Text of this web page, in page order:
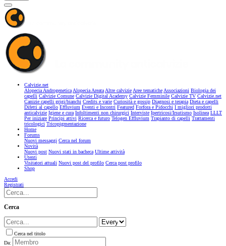
Calvizie.net
Alopecia AndrogeneticaAlopecia AreataAltre calvizieAree tematicheAssociazioni Biologia dei
capelli Calvizie Comune Calvizie Digital Academy Calvizie Femminile Calvizie TV Calvizie.net
Canizie capelli grigi/bianchi Credits e varie Curiosità e gossip Diagnosi e terapia Dieta e capelli
Difetti al capello Effluvium Eventi e Incontri Featured Forfora e Pidocchi I migliori prodotti
anticalvizie Igiene e cura Infoltimenti non chirurgici Interviste Ipertricosi/Irsutismo Isolinea LLLT
Per iniziare Principi attivi Ricerca e futuro Telogen Effluvium Trapianto di capelli Trattamenti
tricologici Tricopigmentazione
Home
Forums
Nuovi messaggi Cerca nel forum
Novità
Nuovi post Nuovi stati in bacheca Ultime attività
Utenti
Visitatori attuali Nuovi post del profilo Cerca post profilo
Shop
Accedi
Registrati
Cerca
Cerca nel titolo
Da: